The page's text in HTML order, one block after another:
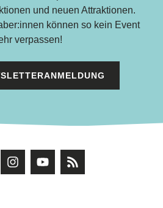
und neuen Attraktionen.
können so kein Event
verpassen!